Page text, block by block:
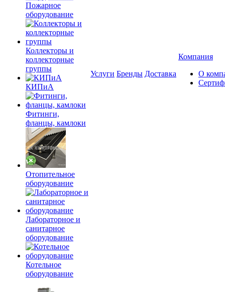
Пожарное
оборудование
Коллекторы и
коллекторные
группы
КИПиА
Фитинги,
фланцы, камлоки
Отопительное
оборудование
Лабораторное и
санитарное
оборудование
Котельное
оборудование
Услуги Бренды Доставка
Компания
О